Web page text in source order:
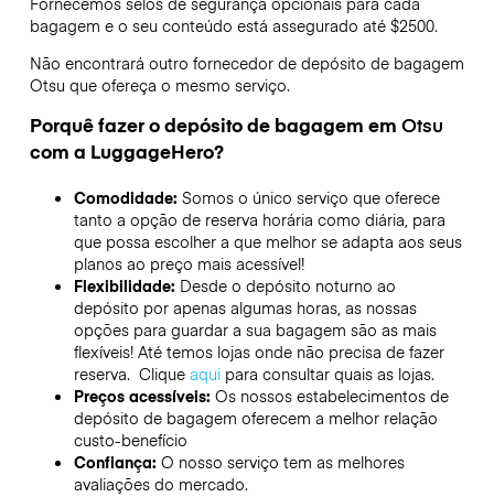
bagagem e o seu conteúdo está assegurado até $2500.
Não encontrará outro fornecedor de depósito de bagagem
Otsu que ofereça o mesmo serviço.
Porquê fazer o depósito de bagagem em Otsu
com a LuggageHero?
Comodidade: Somos o único serviço que oferece
tanto a opção de reserva horária como diária, para
que possa escolher a que melhor se adapta aos seus
planos ao preço mais acessível!
Flexibilidade: Desde o depósito noturno ao
depósito por apenas algumas horas, as nossas
opções para guardar a sua bagagem são as mais
flexíveis! Até temos lojas onde não precisa de fazer
reserva. Clique aquipara consultar quais as lojas.
Preços acessíveis: Os nossos estabelecimentos de
depósito de bagagem oferecem a melhor relação
custo-benefício
Confiança: O nosso serviço tem as melhores
avaliações do mercado.